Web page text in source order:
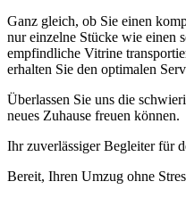
Ganz gleich, ob Sie einen
nur einzelne Stücke wie einen
empfindliche Vitrine
erhalten Sie den optimalen
Überlassen Sie uns die
neues Zuhause freuen können.
Ihr zuverlässiger Begleiter für
Bereit, Ihren Umzug ohne